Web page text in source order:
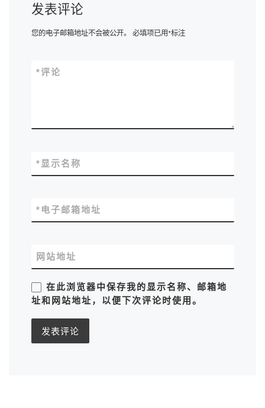
发表评论
您的电子邮箱地址不会被公开。 必填项已用*标注
评论
*
显示名称
*
电子邮箱地址
*
网站地址
在此浏览器中保存我的显示名称、邮箱地
址和网站地址，以便下次评论时使用。